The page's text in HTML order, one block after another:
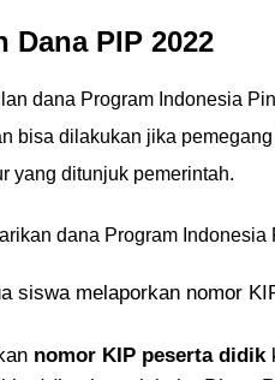
Dana PIP 2022
dana Program Indonesia
bisa dilakukan jika
yang ditunjuk pemerintah.
dana Program Indonesia
siswa melaporkan nomor
nomor KIP peserta didik